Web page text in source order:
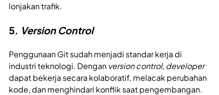
lonjakan trafik.
5. Version Control
Penggunaan Git sudah menjadi standar kerja di
industri teknologi. Dengan version control, developer
dapat bekerja secara kolaboratif, melacak perubahan
kode, dan menghindari konflik saat pengembangan.